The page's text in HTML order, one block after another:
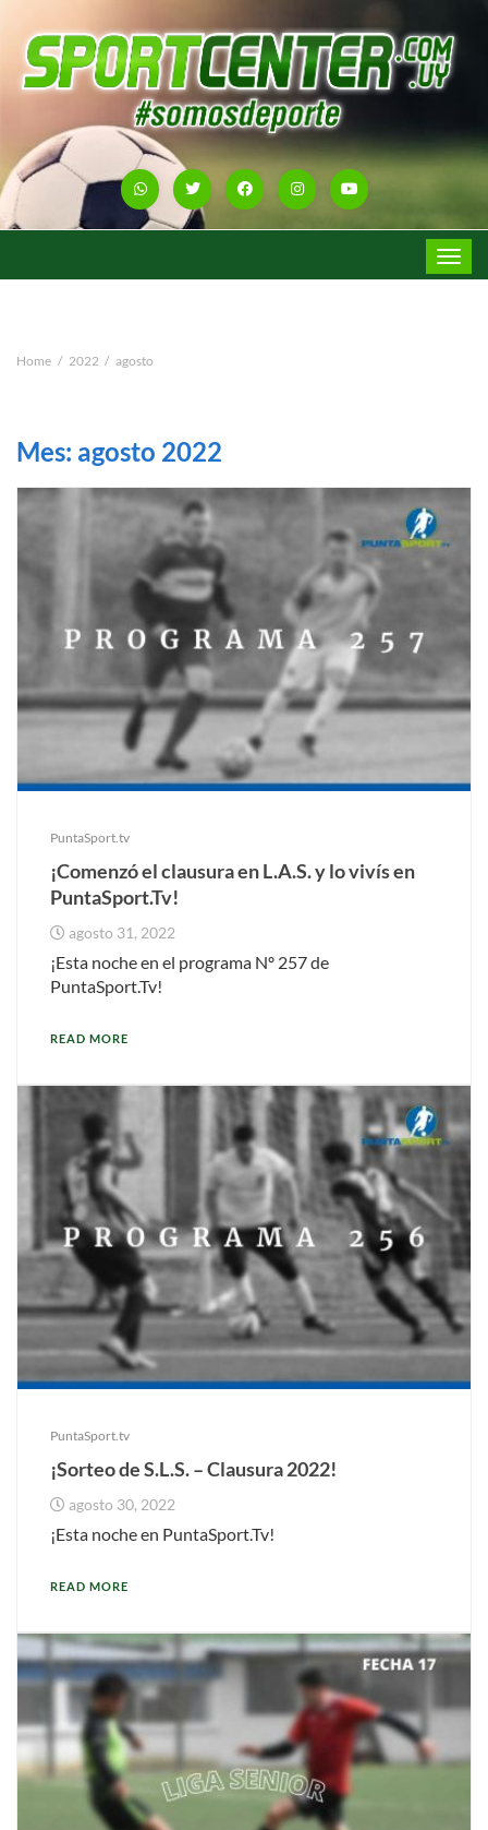
Toggle
Home 2022 agosto
Mes: agosto 2022
PuntaSport.tv
¡Comenzó el clausura en L.A.S. y lo vivís en
PuntaSport.Tv!
agosto 31, 2022
¡Esta noche en el programa Nº 257 de
PuntaSport.Tv!
READ MORE
PuntaSport.tv
¡Sorteo de S.L.S. – Clausura 2022!
agosto 30, 2022
¡Esta noche en PuntaSport.Tv!
READ MORE